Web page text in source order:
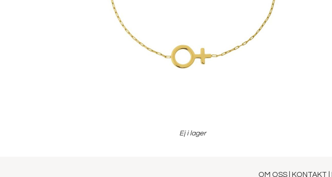
Ej i lager
OM OSS KONTAKT